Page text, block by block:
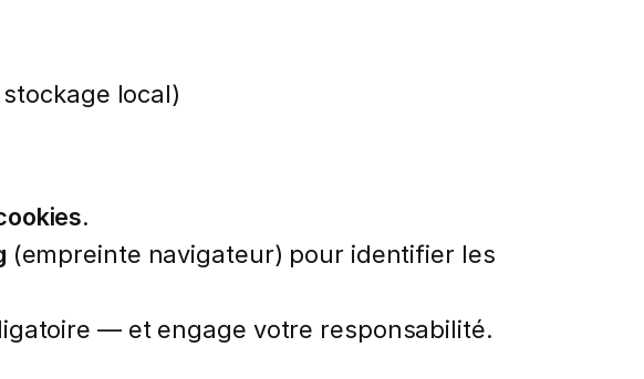
local)
.
(empreinte navigateur) pour identifier les
— et engage votre responsabilité.